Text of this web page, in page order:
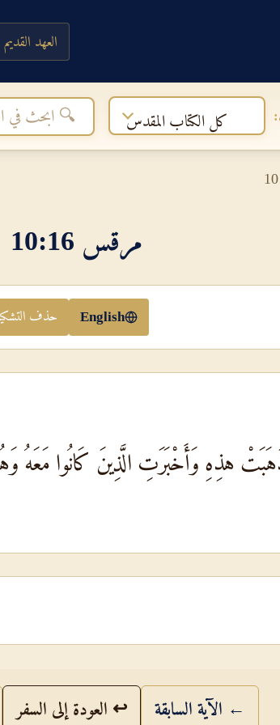
العهد القديم
كل الكتاب المقدس
مرقس 16‏:‏10
English حذف
هذِهِ وَأَخْبَرَتِ الَّذِينَ كَانُوا مَعَهُ
← الآية السابقة ↩ العودة إلى السفر